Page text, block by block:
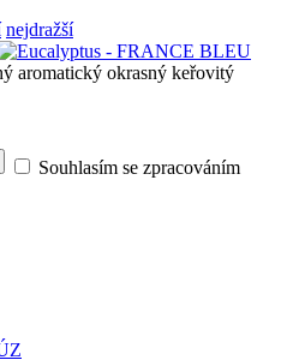
nejdražší
aromatický okrasný keřovitý
Souhlasím se zpracováním